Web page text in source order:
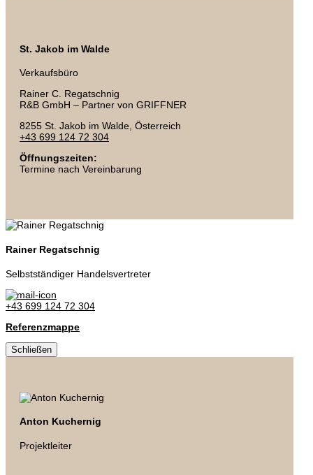
St. Jakob im Walde
Verkaufsbüro
Rainer C. Regatschnig
R&B GmbH – Partner von GRIFFNER
8255 St. Jakob im Walde, Österreich
+43 699 124 72 304
Öffnungszeiten:
Termine nach Vereinbarung
Rainer Regatschnig
Selbstständiger Handelsvertreter
+43 699 124 72 304
Referenzmappe
Schließen
Anton Kuchernig
Projektleiter